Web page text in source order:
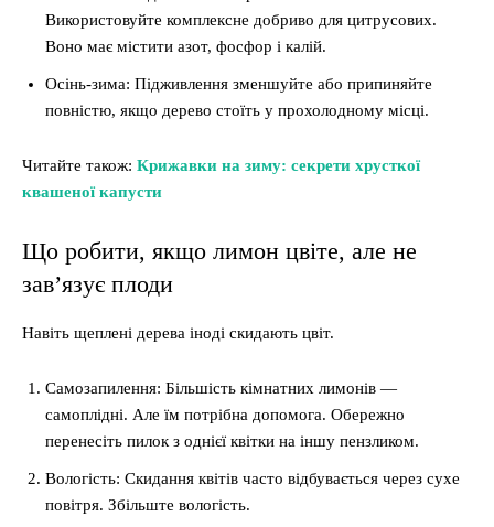
Використовуйте комплексне добриво для цитрусових.
Воно має містити азот, фосфор і калій.
Осінь-зима: Підживлення зменшуйте або припиняйте
повністю, якщо дерево стоїть у прохолодному місці.
Читайте також: Крижавки на зиму: секрети хрусткої
квашеної капусти
Що робити, якщо лимон цвіте, але не
зав’язує плоди
Навіть щеплені дерева іноді скидають цвіт.
Самозапилення: Більшість кімнатних лимонів —
самоплідні. Але їм потрібна допомога. Обережно
перенесіть пилок з однієї квітки на іншу пензликом.
Вологість: Скидання квітів часто відбувається через сухе
повітря. Збільште вологість.